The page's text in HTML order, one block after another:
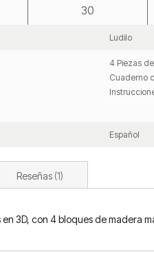
30
Ludilo
4 Piezas
Cuaderno
Español
en 3D, con 4 bloques de madera
Reseñas 1